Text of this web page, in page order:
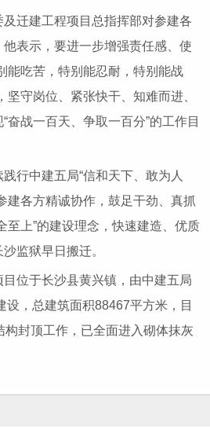
迁建工程项目总指挥部对参建各
表示，要进一步增强责任感、使
能吃苦，特别能忍耐，特别能战
坚守岗位、紧张快干、知难而进、
奋战一百天、争取一百分”的工作目
行中建五局“信和天下、敢为人
建各方精诚协作，鼓足干劲、真抓
至上”的建设理念，快速建造、优质
监狱早日搬迁。
位于长沙县黄兴镇，由中建五局
设，总建筑面积88467平方米，目
封顶工作，已全面进入砌体抹灰